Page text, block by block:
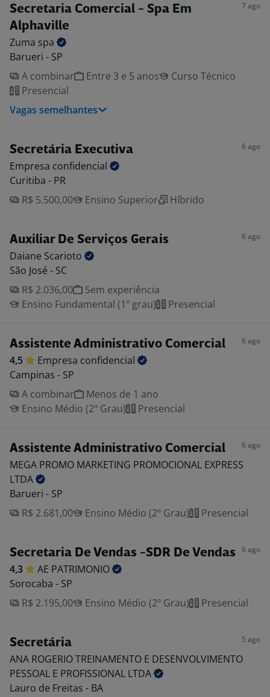
Secretaria Comercial - Spa Em
Alphaville
7 ago
Zuma spa
Barueri - SP
A combinar
Entre 3 e 5 anos
Curso Técnico
Presencial
Vagas semelhantes
Secretária Executiva 6 ago
Empresa confidencial
Curitiba - PR
R$ 5.500,00
Ensino Superior Híbrido
Auxiliar De Serviços Gerais 6 ago
Daiane Scarioto
São José - SC
R$ 2.036,00
Sem experiência
Ensino Fundamental (1º grau)
Presencial
Assistente Administrativo Comercial 6 ago
4,5 Empresa confidencial
Campinas - SP
A combinar
Menos de 1 ano
Ensino Médio (2º Grau)
Presencial
Assistente Administrativo Comercial 6 ago
MEGA PROMO MARKETING PROMOCIONAL EXPRESS
LTDA
Barueri - SP
R$ 2.681,00
Ensino Médio (2º Grau) Presencial
Secretaria De Vendas -SDR De Vendas 6 ago
4,3 AE PATRIMONIO
Sorocaba - SP
R$ 2.195,00
Ensino Médio (2º Grau) Presencial
Secretária 5 ago
ANA ROGERIO TREINAMENTO E DESENVOLVIMENTO
PESSOAL E PROFISSIONAL LTDA
Lauro de Freitas - BA